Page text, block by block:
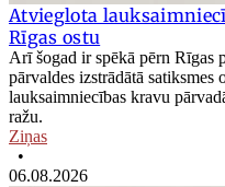
Atvieglota
Rīgas ostu
Arī šogad ir spēkā pērn Rīgas
pārvaldes izstrādātā
lauksaimniecības kravu
ražu.
Ziņas
•
06.08.2026